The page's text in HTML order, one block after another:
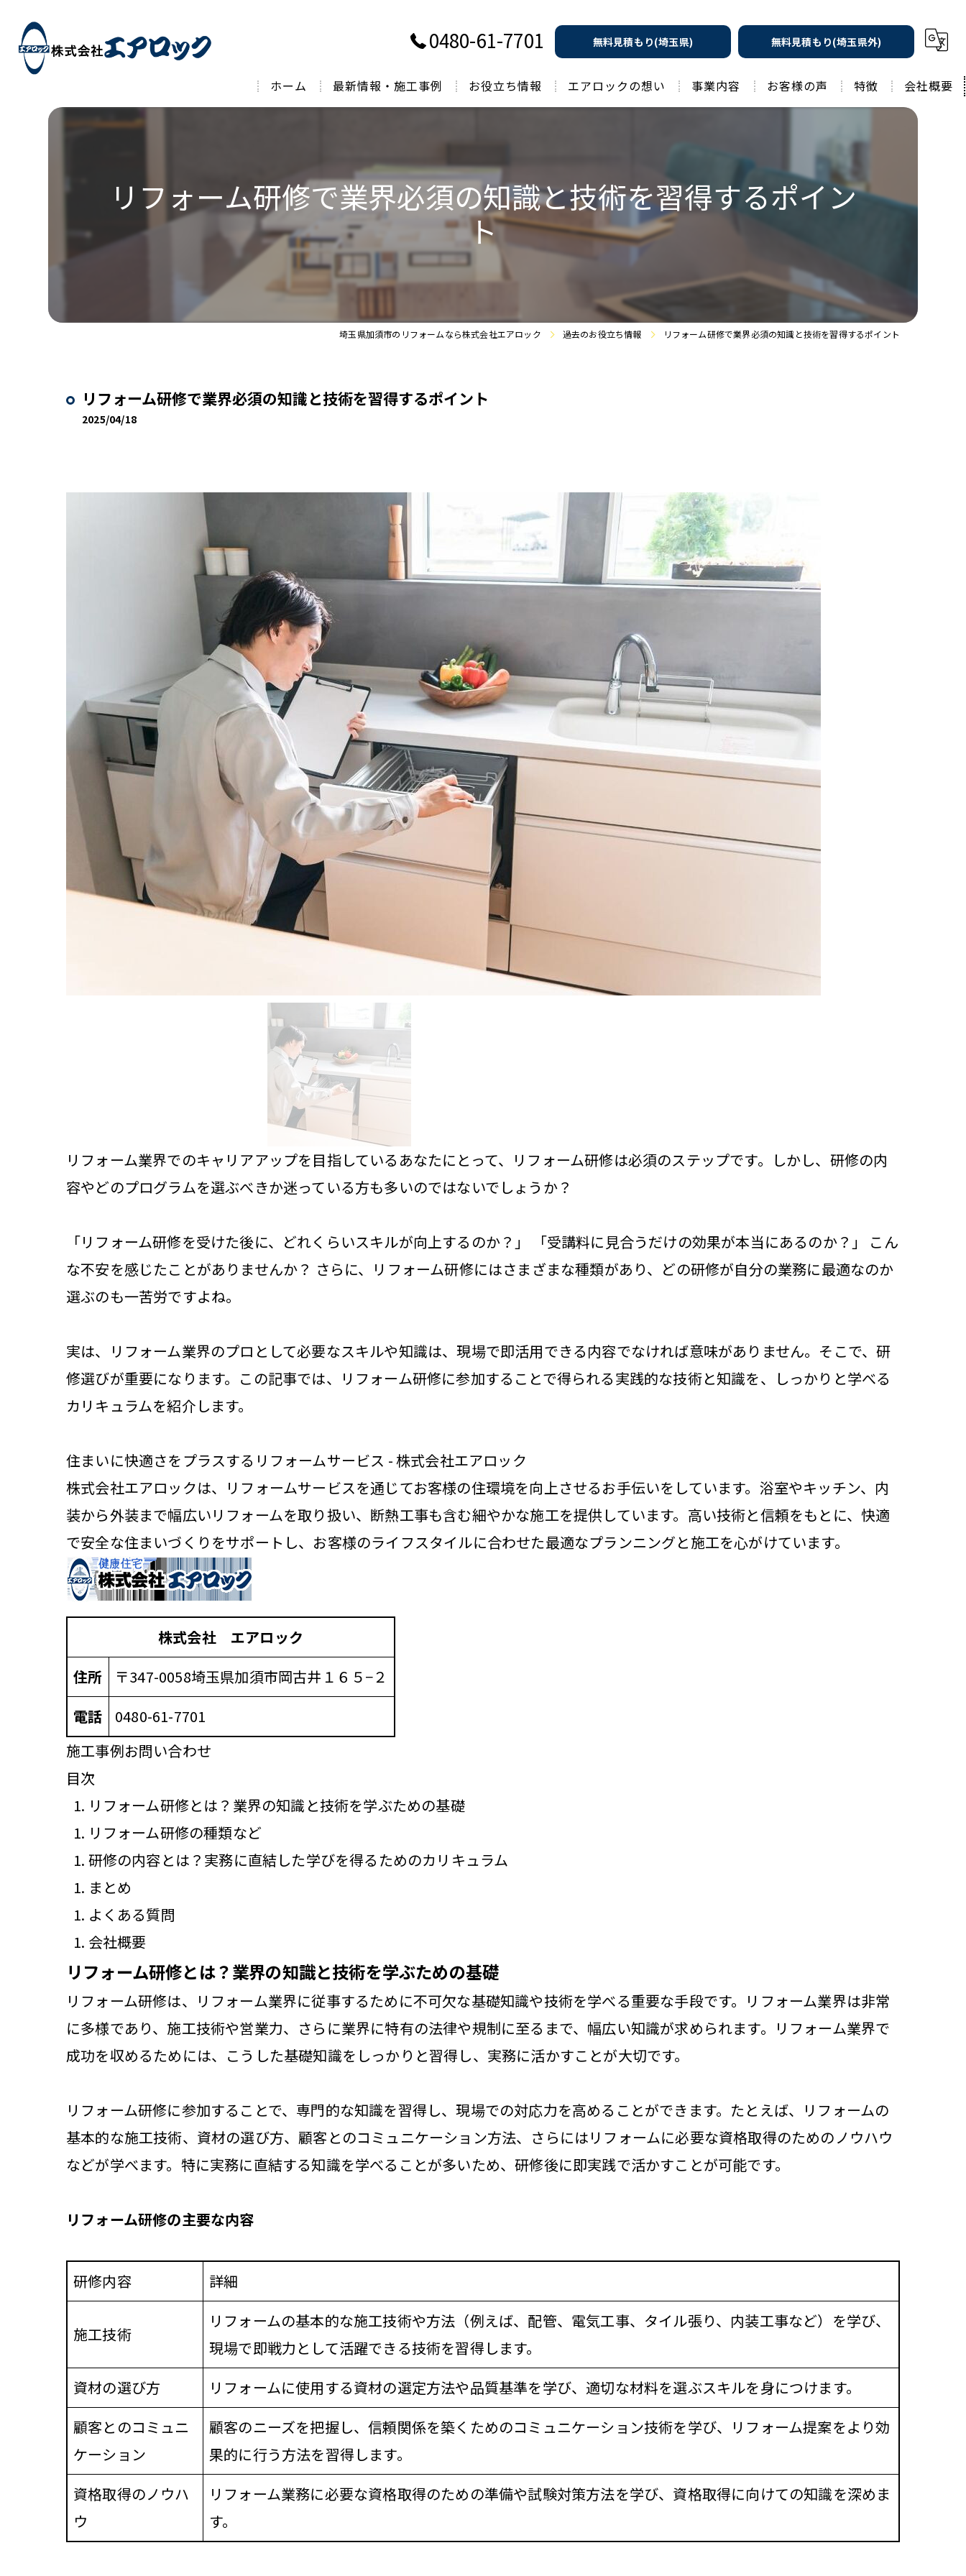
0480-61-7701 無料見積もり(埼玉県) 無料見積もり(埼玉県外)
ホーム 最新情報・施工事例 お役立ち情報 エアロックの想い 事業内容
水回りリフォーム
お客様の声 特徴
水回り
会社概要
リフォーム研修で業界必須の知識と技術を習得するポイン
ト
埼玉県加須市のリフォームなら株式会社エアロック 過去のお役立ち情報 リフォーム研修で業界必須の知識と技術を習得するポイント
リフォーム研修で業界必須の知識と技術を習得するポイント
2025/04/18
リフォーム業界でのキャリアアップを目指しているあなたにとって、リフォーム研修は必須のステップです。しかし、研修の内
容やどのプログラムを選ぶべきか迷っている方も多いのではないでしょうか？
「リフォーム研修を受けた後に、どれくらいスキルが向上するのか？」 「受講料に見合うだけの効果が本当にあるのか？」 こん
な不安を感じたことがありませんか？ さらに、リフォーム研修にはさまざまな種類があり、どの研修が自分の業務に最適なのか
選ぶのも一苦労ですよね。
実は、リフォーム業界のプロとして必要なスキルや知識は、現場で即活用できる内容でなければ意味がありません。そこで、研
修選びが重要になります。この記事では、リフォーム研修に参加することで得られる実践的な技術と知識を、しっかりと学べる
カリキュラムを紹介します。
住まいに快適さをプラスするリフォームサービス - 株式会社エアロック
株式会社エアロックは、リフォームサービスを通じてお客様の住環境を向上させるお手伝いをしています。浴室やキッチン、内
装から外装まで幅広いリフォームを取り扱い、断熱工事も含む細やかな施工を提供しています。高い技術と信頼をもとに、快適
で安全な住まいづくりをサポートし、お客様のライフスタイルに合わせた最適なプランニングと施工を心がけています。
株式会社 エアロック
住所
〒347-0058埼玉県加須市岡古井１６５−２
電話
0480-61-7701
施工事例お問い合わせ
目次
リフォーム研修とは？業界の知識と技術を学ぶための基礎
リフォーム研修の種類など
研修の内容とは？実務に直結した学びを得るためのカリキュラム
まとめ
よくある質問
会社概要
リフォーム研修とは？業界の知識と技術を学ぶための基礎
リフォーム研修は、リフォーム業界に従事するために不可欠な基礎知識や技術を学べる重要な手段です。リフォーム業界は非常
に多様であり、施工技術や営業力、さらに業界に特有の法律や規制に至るまで、幅広い知識が求められます。リフォーム業界で
成功を収めるためには、こうした基礎知識をしっかりと習得し、実務に活かすことが大切です。
リフォーム研修に参加することで、専門的な知識を習得し、現場での対応力を高めることができます。たとえば、リフォームの
基本的な施工技術、資材の選び方、顧客とのコミュニケーション方法、さらにはリフォームに必要な資格取得のためのノウハウ
などが学べます。特に実務に直結する知識を学べることが多いため、研修後に即実践で活かすことが可能です。
リフォーム研修の主要な内容
研修内容 詳細
施工技術
リフォームの基本的な施工技術や方法（例えば、配管、電気工事、タイル張り、内装工事など）を学び、
現場で即戦力として活躍できる技術を習得します。
資材の選び方
リフォームに使用する資材の選定方法や品質基準を学び、適切な材料を選ぶスキルを身につけます。
顧客とのコミュニ
ケーション
顧客のニーズを把握し、信頼関係を築くためのコミュニケーション技術を学び、リフォーム提案をより効
果的に行う方法を習得します。
資格取得のノウハ
ウ
リフォーム業務に必要な資格取得のための準備や試験対策方法を学び、資格取得に向けての知識を深めま
す。